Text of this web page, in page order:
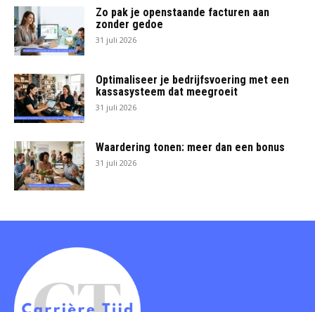
Zo pak je openstaande facturen aan
zonder gedoe
31 juli 2026
Optimaliseer je bedrijfsvoering met een
kassasysteem dat meegroeit
31 juli 2026
Waardering tonen: meer dan een bonus
31 juli 2026